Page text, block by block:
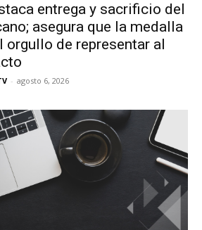
entrega y sacrificio del
asegura que la medalla
orgullo de representar al
- agosto 6, 2026